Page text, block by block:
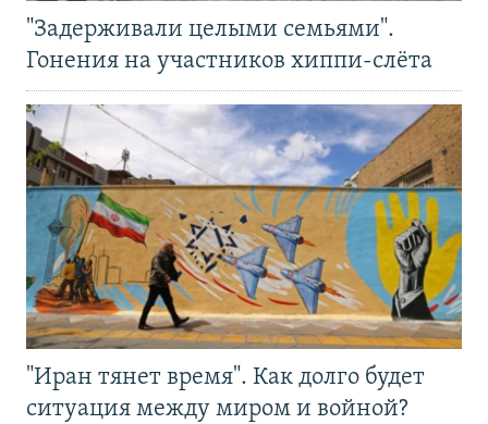
"Задерживали целыми семьями".
Гонения на участников хиппи-слёта
"Иран тянет время". Как долго будет
ситуация между миром и войной?